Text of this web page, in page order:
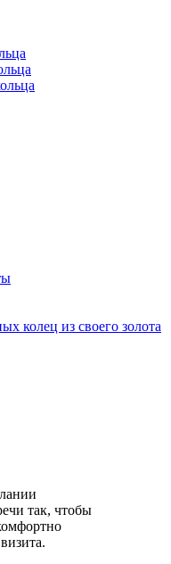
колец из своего золота
так, чтобы